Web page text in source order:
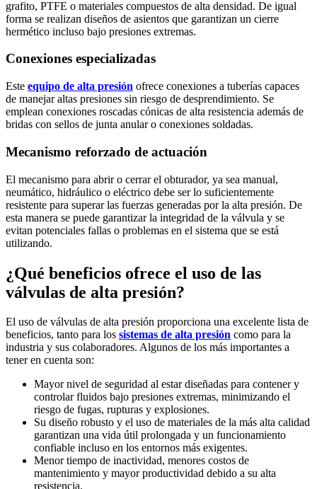
grafito, PTFE o materiales compuestos de alta densidad. De igual
forma se realizan diseños de asientos que garantizan un cierre
hermético incluso bajo presiones extremas.
Conexiones especializadas
Este equipo de alta presión ofrece conexiones a tuberías capaces
de manejar altas presiones sin riesgo de desprendimiento. Se
emplean conexiones roscadas cónicas de alta resistencia además de
bridas con sellos de junta anular o conexiones soldadas.
Mecanismo reforzado de actuación
El mecanismo para abrir o cerrar el obturador, ya sea manual,
neumático, hidráulico o eléctrico debe ser lo suficientemente
resistente para superar las fuerzas generadas por la alta presión. De
esta manera se puede garantizar la integridad de la válvula y se
evitan potenciales fallas o problemas en el sistema que se está
utilizando.
¿Qué beneficios ofrece el uso de las
válvulas de alta presión?
El uso de válvulas de alta presión proporciona una excelente lista de
beneficios, tanto para los sistemas de alta presión como para la
industria y sus colaboradores. Algunos de los más importantes a
tener en cuenta son:
Mayor nivel de seguridad al estar diseñadas para contener y
controlar fluidos bajo presiones extremas, minimizando el
riesgo de fugas, rupturas y explosiones.
Su diseño robusto y el uso de materiales de la más alta calidad
garantizan una vida útil prolongada y un funcionamiento
confiable incluso en los entornos más exigentes.
Menor tiempo de inactividad, menores costos de
mantenimiento y mayor productividad debido a su alta
resistencia.